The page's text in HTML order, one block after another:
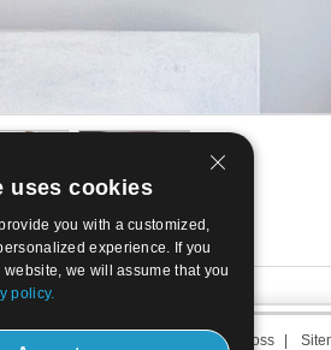
Löptid oss
uses cookies
you with a customized,
experience. If you
we will assume that you
policy.